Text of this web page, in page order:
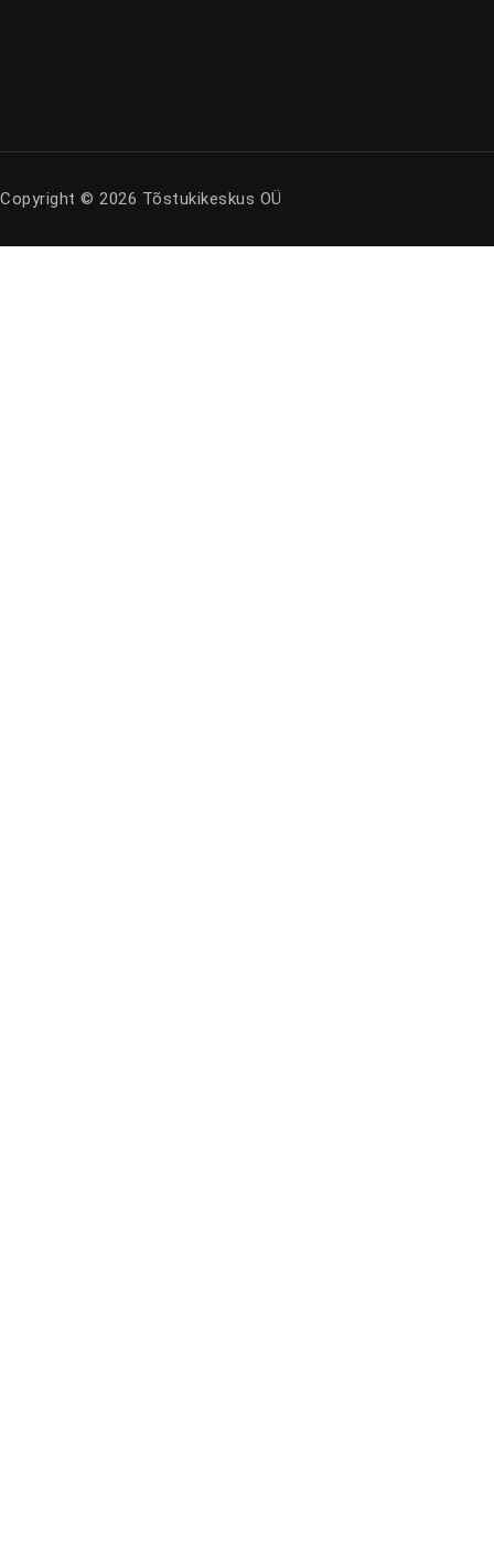
Copyright © 2026 Tõstukikeskus OÜ